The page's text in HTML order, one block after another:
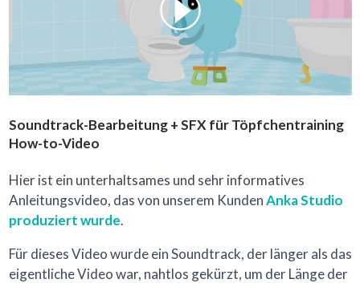
Soundtrack-Bearbeitung + SFX für Töpfchentraining
How-to-Video
Hier ist ein unterhaltsames und sehr informatives
Anleitungsvideo, das von unserem KundenAnka Studio
produziert wurde.
Für dieses Video wurde ein Soundtrack, der länger als das
eigentliche Video war, nahtlos gekürzt, um der Länge der